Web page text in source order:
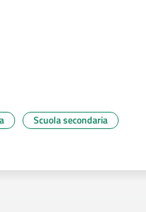
Scuola secondaria